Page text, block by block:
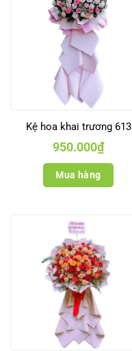
Kệ hoa khai trương 613
950.000₫
Mua hàng